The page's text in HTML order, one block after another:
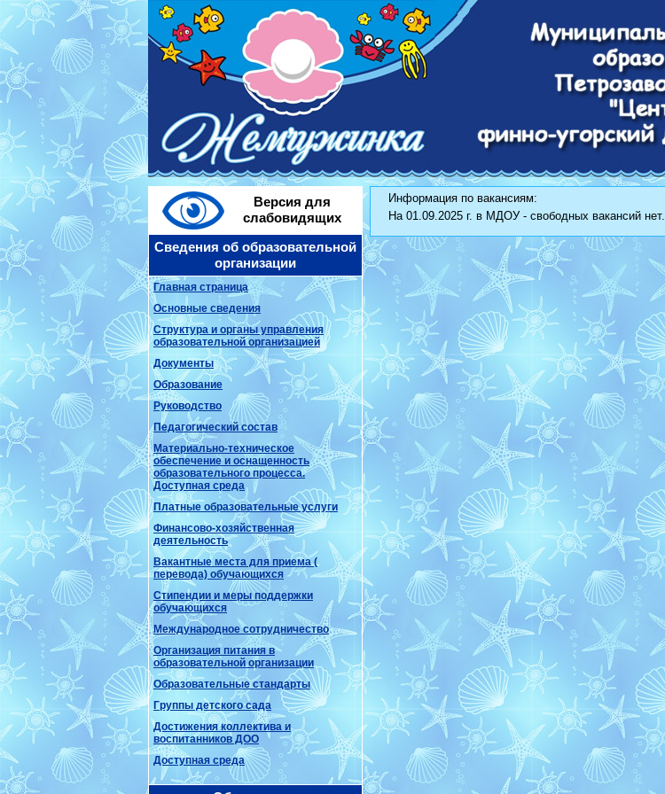
Версия для
слабовидящих
Сведения об образовательной
организации
Главная страница
Основные сведения
Структура и органы управления
образовательной организацией
Документы
Образование
Руководство
Педагогический состав
Материально-техническое
обеспечение и оснащенность
образовательного процесса.
Доступная среда
Платные образовательные услуги
Финансово-хозяйственная
деятельность
Вакантные места для приема (
перевода) обучающихся
Стипендии и меры поддержки
обучающихся
Международное сотрудничество
Организация питания в
образовательной организации
Образовательные стандарты
Группы детского сада
Достижения коллектива и
воспитанников ДОО
Доступная среда
Информация по вакансиям:
На 01.09.2025 г. в МДОУ - свободных вакансий нет.